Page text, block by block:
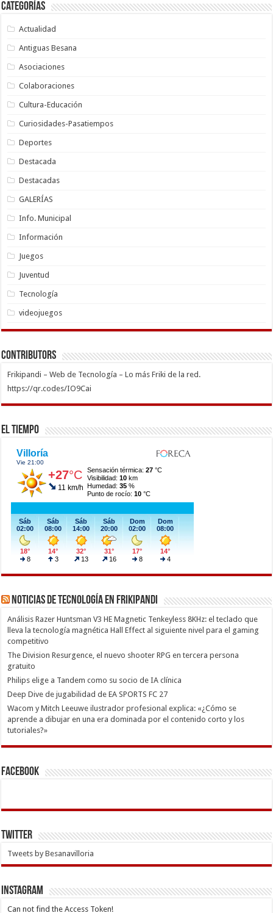
Categorías
Actualidad
Antiguas Besana
Asociaciones
Colaboraciones
Cultura-Educación
Curiosidades-Pasatiempos
Deportes
Destacada
Destacadas
GALERÍAS
Info. Municipal
Información
Juegos
Juventud
Tecnología
videojuegos
Contributors
Frikipandi – Web de Tecnología – Lo más Friki de la red.
https://qr.codes/IO9Cai
El Tiempo
Noticias de Tecnología en Frikipandi
Análisis Razer Huntsman V3 HE Magnetic Tenkeyless 8KHz: el teclado que
lleva la tecnología magnética Hall Effect al siguiente nivel para el gaming
competitivo
The Division Resurgence, el nuevo shooter RPG en tercera persona
gratuito
Philips elige a Tandem como su socio de IA clínica
Deep Dive de jugabilidad de EA SPORTS FC 27
Wacom y Mitch Leeuwe ilustrador profesional explica: «¿Cómo se
aprende a dibujar en una era dominada por el contenido corto y los
tutoriales?»
Facebook
Twitter
Tweets by Besanavilloria
INSTAGRAM
Can not find the Access Token!